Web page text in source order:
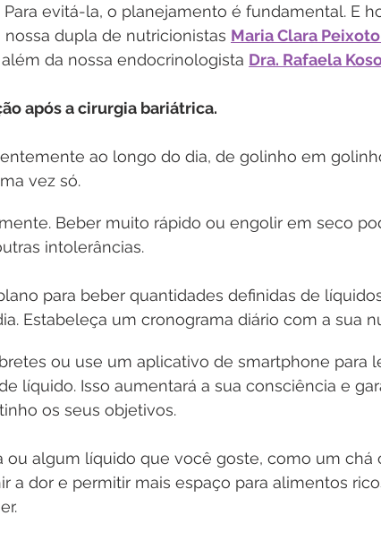
Para evitá-la, o planejamento é fundamental. E
dupla de nutricionistas Maria Clara
além da nossa endocrinologista Dra. Rafaela
após a cirurgia bariátrica.
ao longo do dia, de golinho em
vez só.
Beber muito rápido ou engolir em seco
intolerâncias.
para beber quantidades definidas de
Estabeleça um cronograma diário com a sua
ou use um aplicativo de smartphone para
líquido. Isso aumentará a sua consciência e
os seus objetivos.
ou algum líquido que você goste, como um chá
a dor e permitir mais espaço para alimentos